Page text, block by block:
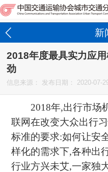
新
2018年度最具实力应
劲
信息来源： 发布日期： 2020-07-
2018年,出行市场
联网在改变大众出行
标准的要求:如何让安
样化的需求下,各种出
行业方兴未艾,一家独